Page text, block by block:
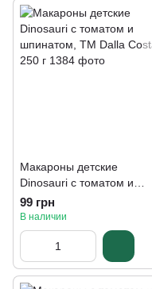
Макароны детские
Dinosauri с томатом и
шпинатом, ТМ Dalla Costa
250 г
99 грн
В наличии